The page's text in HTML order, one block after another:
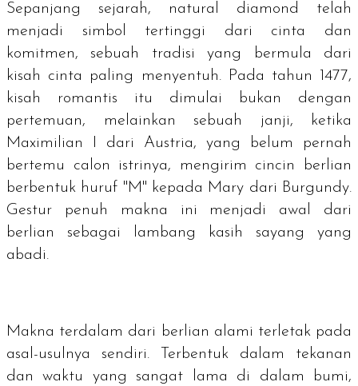
Sepanjang sejarah, natural diamond telah
menjadi simbol tertinggi dari cinta dan
komitmen, sebuah tradisi yang bermula dari
kisah cinta paling menyentuh. Pada tahun 1477,
kisah romantis itu dimulai bukan dengan
pertemuan, melainkan sebuah janji, ketika
Maximilian I dari Austria, yang belum pernah
bertemu calon istrinya, mengirim cincin berlian
berbentuk huruf "M" kepada Mary dari Burgundy.
Gestur penuh makna ini menjadi awal dari
berlian sebagai lambang kasih sayang yang
abadi.
Makna terdalam dari berlian alami terletak pada
asal-usulnya sendiri. Terbentuk dalam tekanan
dan waktu yang sangat lama di dalam bumi,